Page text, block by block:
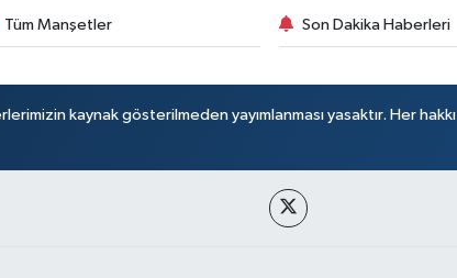
Tüm Manşetler Son Dakika Haberleri
kaynak gösterilmeden yayımlanması yasaktır. Her hakkı